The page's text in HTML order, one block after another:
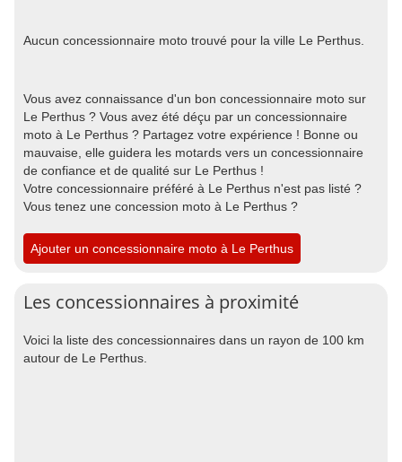
Aucun concessionnaire moto trouvé pour la ville Le Perthus.
Vous avez connaissance d'un bon concessionnaire moto sur
Le Perthus ? Vous avez été déçu par un concessionnaire
moto à Le Perthus ? Partagez votre expérience ! Bonne ou
mauvaise, elle guidera les motards vers un concessionnaire
de confiance et de qualité sur Le Perthus !
Votre concessionnaire préféré à Le Perthus n'est pas listé ?
Vous tenez une concession moto à Le Perthus ?
Ajouter un concessionnaire moto à Le Perthus
Les concessionnaires à proximité
Voici la liste des concessionnaires dans un rayon de 100 km
autour de Le Perthus.